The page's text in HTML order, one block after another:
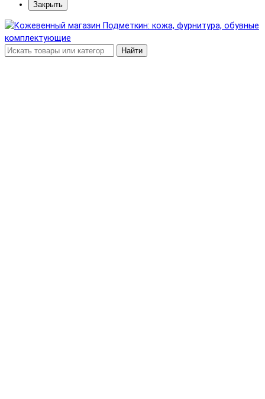
Закрыть
Найти